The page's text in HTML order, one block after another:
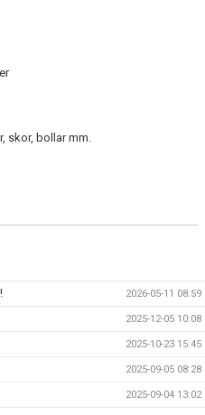
skor, bollar mm.
2026-05-11 08:59
2025-12-05 10:08
2025-10-23 15:45
2025-09-05 08:28
2025-09-04 13:02